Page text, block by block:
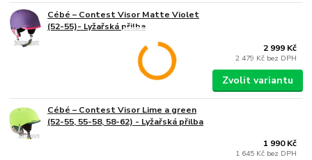
Cébé – Contest Visor Matte Violet
(52-55)- Lyžařská přilba
2 999 Kč
2 479 Kč bez DPH
Zvolit variantu
Cébé – Contest Visor Lime a green
(52-55, 55-58, 58-62) - Lyžařská přilba
1 990 Kč
1 645 Kč bez DPH